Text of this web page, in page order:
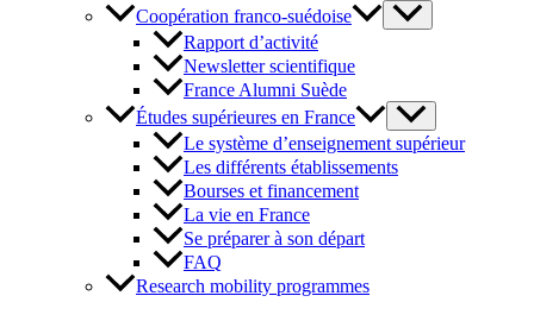
Coopération franco-suédoise
Rapport d’activité
Newsletter scientifique
France Alumni Suède
Études supérieures en France
Le système d’enseignement supérieur
Les différents établissements
Bourses et financement
La vie en France
Se préparer à son départ
FAQ
Research mobility programmes